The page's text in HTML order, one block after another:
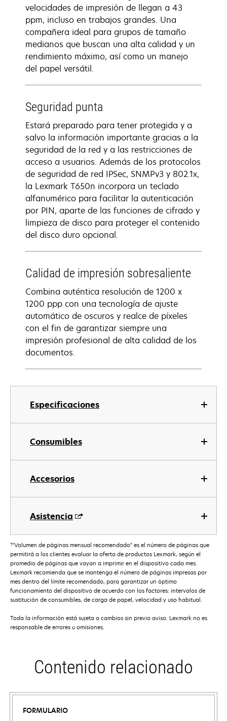
Especificaciones
Consumibles
Accesorios
Asistencia
velocidades de impresión de llegan a 43
ppm, incluso en trabajos grandes. Una
compañera ideal para grupos de tamaño
medianos que buscan una alta calidad y un
rendimiento máximo, así como un manejo
del papel versátil.
Seguridad punta
Estará preparado para tener protegida y a
salvo la información importante gracias a la
seguridad de la red y a las restricciones de
acceso a usuarios. Además de los protocolos
de seguridad de red IPSec, SNMPv3 y 802.1x,
la Lexmark T650n incorpora un teclado
alfanumérico para facilitar la autenticación
por PIN, aparte de las funciones de cifrado y
limpieza de disco para proteger el contenido
del disco duro opcional.
Calidad de impresión sobresaliente
Combina auténtica resolución de 1200 x
1200 ppp con una tecnología de ajuste
automático de oscuros y realce de píxeles
con el fin de garantizar siempre una
impresión profesional de alta calidad de los
documentos.
†"Volumen de páginas mensual recomendado" es el número de páginas que
permitirá a los clientes evaluar la oferta de productos Lexmark, según el
promedio de páginas que vayan a imprimir en el dispositivo cada mes.
Lexmark recomienda que se mantenga el número de páginas impresas por
mes dentro del límite recomendado, para garantizar un óptimo
funcionamiento del dispositivo de acuerdo con los factores: intervalos de
sustitución de consumibles, de carga de papel, velocidad y uso habitual.
Toda la información está sujeta a cambios sin previo aviso. Lexmark no es
responsable de errores u omisiones.
Contenido relacionado
FORMULARIO